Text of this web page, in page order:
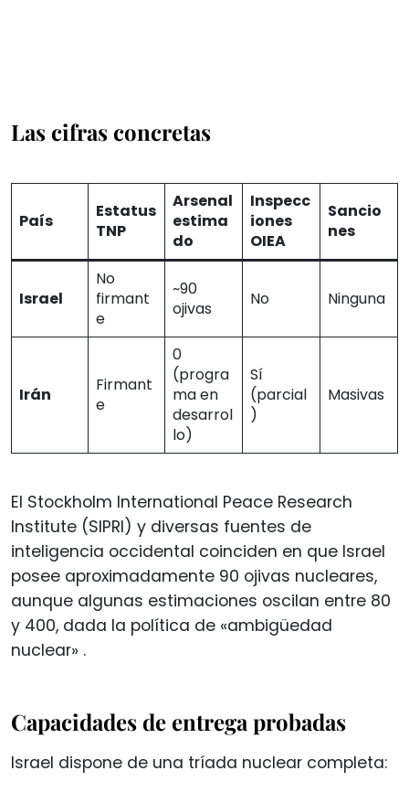
Las cifras concretas
País
Estatus
TNP
Arsenal
estima
do
Inspecc
iones
OIEA
Sancio
nes
Israel
No
firmant
e
~90
ojivas
No Ninguna
Irán
Firmant
e
0
(progra
ma en
desarrol
lo)
Sí
(parcial
)
Masivas
El Stockholm International Peace Research
Institute (SIPRI) y diversas fuentes de
inteligencia occidental coinciden en que Israel
posee aproximadamente 90 ojivas nucleares,
aunque algunas estimaciones oscilan entre 80
y 400, dada la política de «ambigüedad
nuclear» .
Capacidades de entrega probadas
Israel dispone de una tríada nuclear completa: